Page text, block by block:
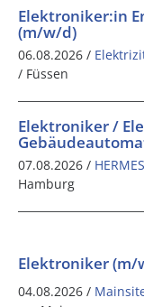
Elektroniker:in
(m/w/d)
06.08.2026 /
/ Füssen
Elektroniker /
07.08.2026 /
Hamburg
Elektroniker (m/
04.08.2026 /